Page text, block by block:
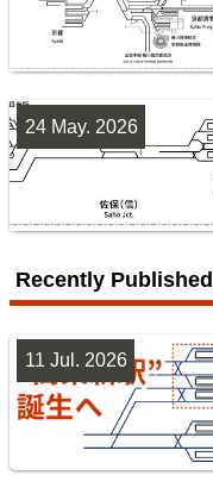
配線略図
24 May. 2026
Recently
11 Jul. 2026